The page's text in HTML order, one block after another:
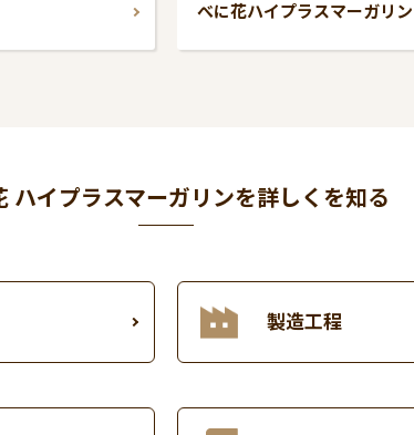
べに花ハイプラスマーガリ
ハイプラスマーガリンを詳しくを知る
製造工程